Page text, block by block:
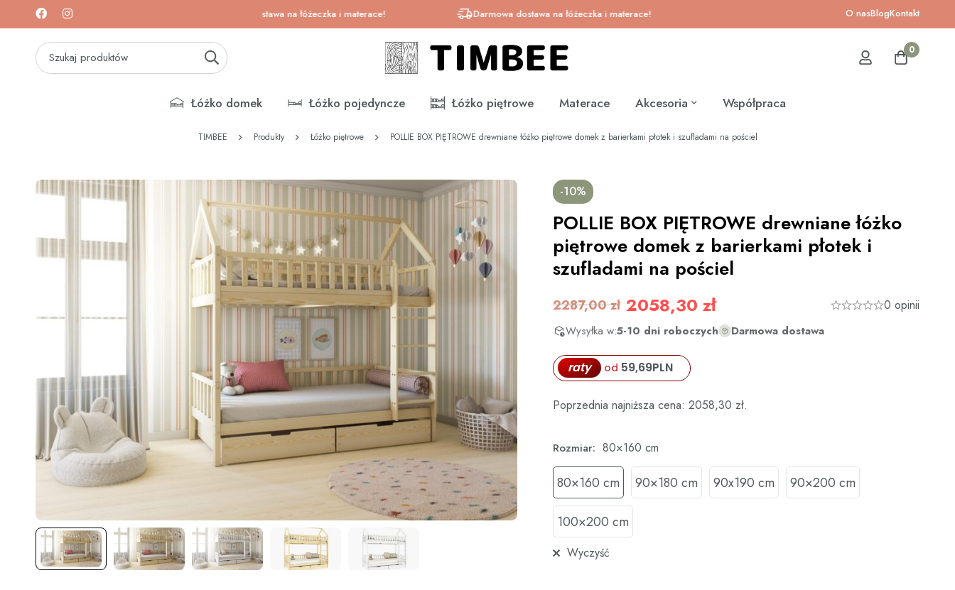
i materace! Darmowa dostawa na łóżeczka i materace! Darmowa dostawa na łóżeczka i materace! O nasBlogKontakt
0
Łóżko domek Łóżko pojedyncze Łóżko piętrowe Materace Akcesoria Współpraca
TIMBEE Produkty Łóżko piętrowe POLLIE BOX PIĘTROWE drewniane łóżko piętrowe domek z barierkami płotek i szufladami na pościel
-10%
POLLIE BOX PIĘTROWE drewniane łóżko
piętrowe domek z barierkami płotek i
szufladami na pościel
2287,00 zł 2058,30 zł 0 opinii
Wysyłka w:5-10 dni roboczych Darmowa dostawa
raty od 59,69PLN
Poprzednia najniższa cena: 2058,30 zł.
Rozmiar: 80×160 cm
80×160 cm 90×180 cm 90x190 cm 90×200 cm
100×200 cm
Wyczyść